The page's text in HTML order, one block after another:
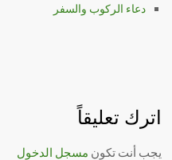
دعاء الركوب والسفر
اترك تعليقاً
يجب أنت تكون مسجل الدخول